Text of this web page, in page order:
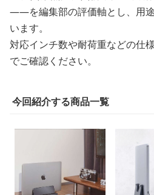
——を編集部の評価軸とし、用
います。
対応インチ数や耐荷重などの仕
でご確認ください。
今回紹介する商品一覧